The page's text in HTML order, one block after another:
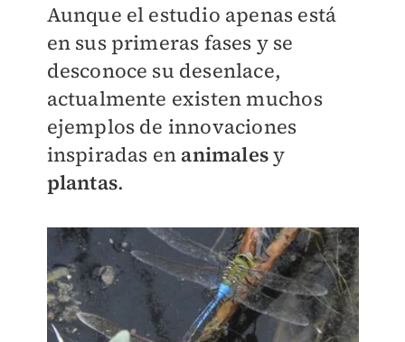
Aunque el estudio apenas está
en sus primeras fases y se
desconoce su desenlace,
actualmente existen muchos
ejemplos de innovaciones
inspiradas en animalesy
plantas.